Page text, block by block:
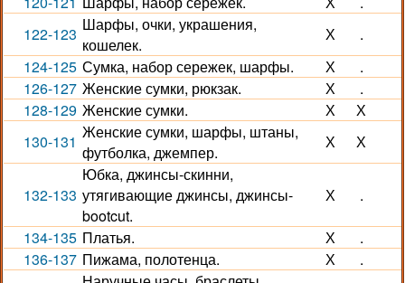
122-123 Шарфы, очки, украшения,
кошелек.
Х
.
124-125 Сумка, набор сережек, шарфы. Х
.
126-127 Женские сумки, рюкзак. Х
.
128-129 Женские сумки. Х
Х
130-131 Женские сумки, шарфы, штаны,
футболка, джемпер.
Х Х
132-133
Юбка, джинсы-скинни,
утягивающие джинсы, джинсы-
bootcut.
Х .
134-135 Платья. Х
.
136-137 Пижама, полотенца. Х
.